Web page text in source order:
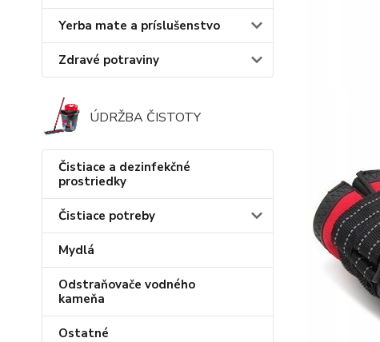
Yerba mate a príslušenstvo
Zdravé potraviny
ÚDRŽBA ČISTOTY
Čistiace a dezinfekčné
prostriedky
Čistiace potreby
Mydlá
Odstraňovače vodného
kameňa
Ostatné